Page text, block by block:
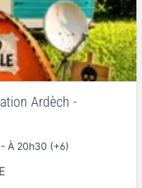
Ardèch -
- À 20h30 (+6)